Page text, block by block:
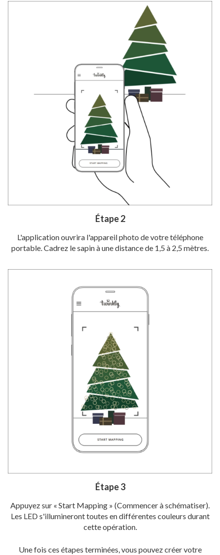
Étape 2
L'application ouvrira l'appareil photo de votre téléphone
portable. Cadrez le sapin à une distance de 1,5 à 2,5 mètres.
Étape 3
Appuyez sur « Start Mapping » (Commencer à schématiser).
Les LED s'illumineront toutes en différentes couleurs durant
cette opération.
Une fois ces étapes terminées, vous pouvez créer votre